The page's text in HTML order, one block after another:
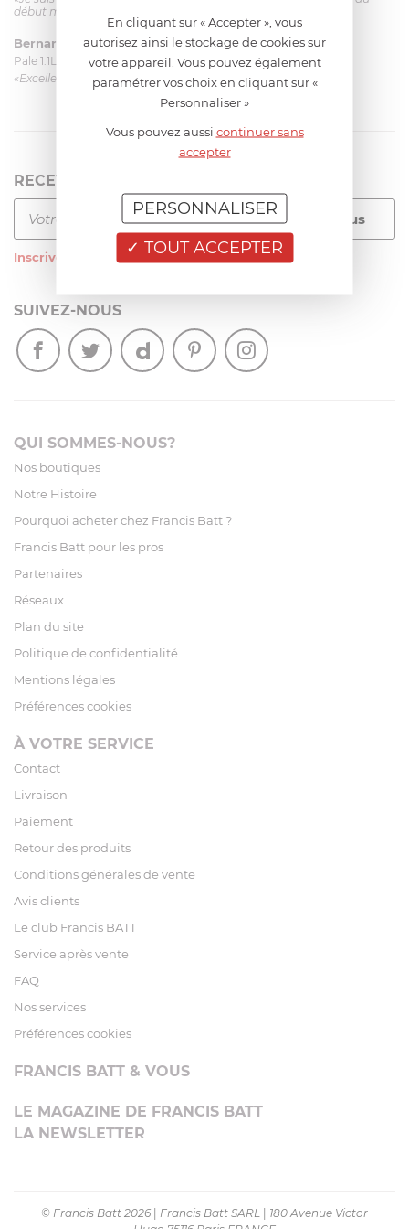
début mais ça le fait. La livraison a été très rapide. ...»
Bernard le 23/06/2026 à 09:43
Pale 1.1L pour Glacier Magimix 11031/121/123/124
«Excellent: produit et livraison»
RECEVEZ LA NEWSLETTER
Inscrivez-vous à notre newsletter
SUIVEZ-NOUS
QUI SOMMES-NOUS?
Nos boutiques
Notre Histoire
Pourquoi acheter chez Francis Batt ?
Francis Batt pour les pros
Partenaires
Réseaux
Plan du site
Politique de confidentialité
Mentions légales
Préférences cookies
À VOTRE SERVICE
Contact
Livraison
Paiement
Retour des produits
Conditions générales de vente
Avis clients
Le club Francis BATT
Service après vente
FAQ
Nos services
Préférences cookies
FRANCIS BATT & VOUS
LE MAGAZINE DE FRANCIS BATT
LA NEWSLETTER
© Francis Batt 2026 Francis Batt SARL
180 Avenue Victor
En cliquant sur « Accepter », vous
autorisez ainsi le stockage de cookies sur
votre appareil. Vous pouvez également
paramétrer vos choix en cliquant sur «
Personnaliser »
Vous pouvez aussi continuer sans
accepter
TOUT ACCEPTER
PERSONNALISER